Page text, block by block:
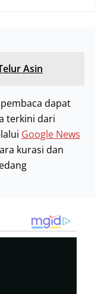
Asin
dapat
terkini dari
Google News
kurasi dan